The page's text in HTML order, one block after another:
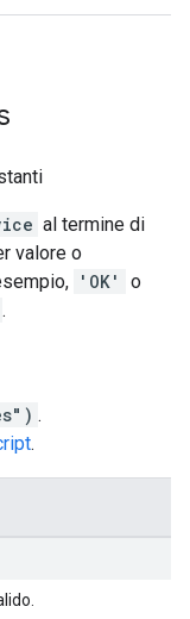
al termine di
valore o
'OK'
o
.
.
.